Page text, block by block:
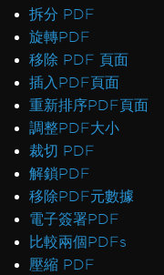
拆分 PDF
旋轉PDF
移除 PDF 頁面
插入PDF頁面
重新排序PDF頁面
調整PDF大小
裁切 PDF
解鎖PDF
移除PDF元數據
電子簽署PDF
比較兩個PDFs
壓縮 PDF